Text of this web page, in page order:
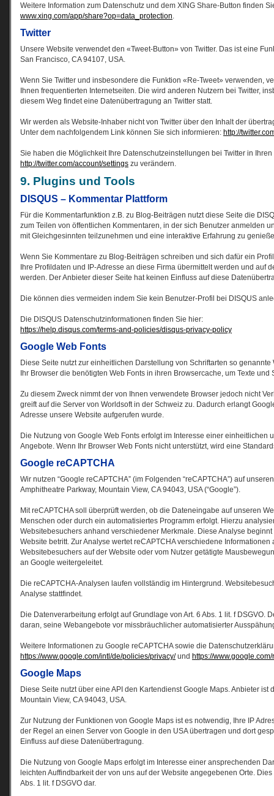
Weitere Information zum Datenschutz und dem XING Share-Button finden
www.xing.com/app/share?op=data_protection.
Twitter
Unsere Website verwendet den «Tweet-Button» von Twitter. Das ist eine
San Francisco, CA 94107, USA.
Wenn Sie Twitter und insbesondere die Funktion «Re-Tweet» verwenden,
Ihnen frequentierten Internetseiten. Die wird anderen Nutzern bei Twitter,
diesem Weg findet eine Datenübertragung an Twitter statt.
Wir werden als Website-Inhaber nicht von Twitter über den Inhalt der
Unter dem nachfolgendem Link können Sie sich informieren: http://
Sie haben die Möglichkeit Ihre Datenschutzeinstellungen bei Twitter in
http://twitter.com/account/settings zu verändern.
9. Plugins und Tools
DISQUS – Kommentar Plattform
Für die Kommentarfunktion z.B. zu Blog-Beiträgen nutzt diese Seite die
zum Teilen von öffentlichen Kommentaren, in der sich Benutzer anmelden
mit Gleichgesinnten teilzunehmen und eine interaktive Erfahrung zu
Wenn Sie Kommentare zu Blog-Beiträgen schreiben und sich dafür ein
Ihre Profildaten und IP-Adresse an diese Firma übermittelt werden und auf
werden. Der Anbieter dieser Seite hat keinen Einfluss auf diese
Die können dies vermeiden indem Sie kein Benutzer-Profil bei DISQUS
Die DISQUS Datenschutzinformationen finden Sie hier:
https://help.disqus.com/terms-and-policies/disqus-privacy-policy
Google Web Fonts
Diese Seite nutzt zur einheitlichen Darstellung von Schriftarten so
Ihr Browser die benötigten Web Fonts in ihren Browsercache, um Texte
Zu diesem Zweck nimmt der von Ihnen verwendete Browser jedoch nicht
greift auf die Server von Worldsoft in der Schweiz zu. Dadurch erlangt
Adresse unsere Website aufgerufen wurde.
Die Nutzung von Google Web Fonts erfolgt im Interesse einer
Angebote. Wenn Ihr Browser Web Fonts nicht unterstützt, wird eine
Google reCAPTCHA
Wir nutzen “Google reCAPTCHA” (im Folgenden “reCAPTCHA”) auf
Amphitheatre Parkway, Mountain View, CA 94043, USA (“Google”).
Mit reCAPTCHA soll überprüft werden, ob die Dateneingabe auf unseren
Menschen oder durch ein automatisiertes Programm erfolgt. Hierzu
Websitebesuchers anhand verschiedener Merkmale. Diese Analyse
Website betritt. Zur Analyse wertet reCAPTCHA verschiedene
Websitebesuchers auf der Website oder vom Nutzer getätigte
an Google weitergeleitet.
Die reCAPTCHA-Analysen laufen vollständig im Hintergrund.
Analyse stattfindet.
Die Datenverarbeitung erfolgt auf Grundlage von Art. 6 Abs. 1 lit. f DSGVO.
daran, seine Webangebote vor missbräuchlicher automatisierter
Weitere Informationen zu Google reCAPTCHA sowie die
https://www.google.com/intl/de/policies/privacy/und https://
Google Maps
Diese Seite nutzt über eine API den Kartendienst Google Maps. Anbieter ist
Mountain View, CA 94043, USA.
Zur Nutzung der Funktionen von Google Maps ist es notwendig, Ihre IP
der Regel an einen Server von Google in den USA übertragen und dort
Einfluss auf diese Datenübertragung.
Die Nutzung von Google Maps erfolgt im Interesse einer ansprechenden
leichten Auffindbarkeit der von uns auf der Website angegebenen Orte.
Abs. 1 lit. f DSGVO dar.